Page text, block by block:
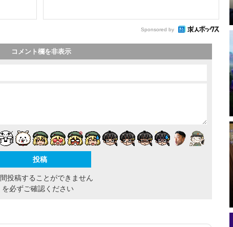
Sponsored by
コメント欄を非表示
投稿することができません
を必ずご確認ください